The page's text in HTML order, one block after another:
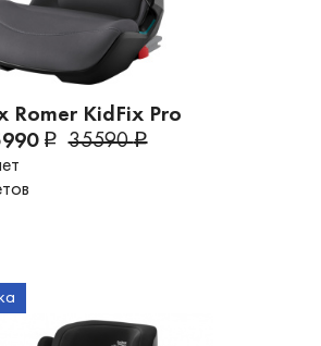
Romer KidFix Pro
35590